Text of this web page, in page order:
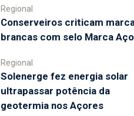
Regional
Conserveiros criticam
brancas com selo Marca
Regional
Solenerge fez energia solar
ultrapassar potência da
geotermia nos Açores